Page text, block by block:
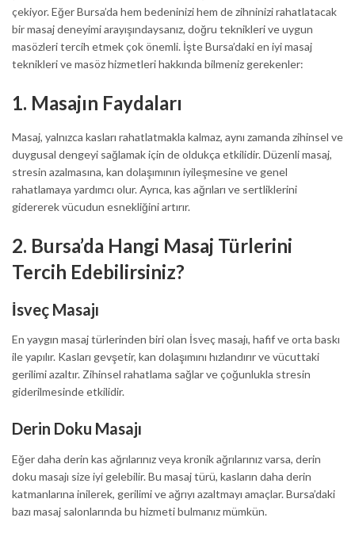
çekiyor. Eğer Bursa’da hem bedeninizi hem de zihninizi rahatlatacak
bir masaj deneyimi arayışındaysanız, doğru teknikleri ve uygun
masözleri tercih etmek çok önemli. İşte Bursa’daki en iyi masaj
teknikleri ve masöz hizmetleri hakkında bilmeniz gerekenler:
1. Masajın Faydaları
Masaj, yalnızca kasları rahatlatmakla kalmaz, aynı zamanda zihinsel ve
duygusal dengeyi sağlamak için de oldukça etkilidir. Düzenli masaj,
stresin azalmasına, kan dolaşımının iyileşmesine ve genel
rahatlamaya yardımcı olur. Ayrıca, kas ağrıları ve sertliklerini
gidererek vücudun esnekliğini artırır.
2. Bursa’da Hangi Masaj Türlerini
Tercih Edebilirsiniz?
İsveç Masajı
En yaygın masaj türlerinden biri olan İsveç masajı, hafif ve orta baskı
ile yapılır. Kasları gevşetir, kan dolaşımını hızlandırır ve vücuttaki
gerilimi azaltır. Zihinsel rahatlama sağlar ve çoğunlukla stresin
giderilmesinde etkilidir.
Derin Doku Masajı
Eğer daha derin kas ağrılarınız veya kronik ağrılarınız varsa, derin
doku masajı size iyi gelebilir. Bu masaj türü, kasların daha derin
katmanlarına inilerek, gerilimi ve ağrıyı azaltmayı amaçlar. Bursa’daki
bazı masaj salonlarında bu hizmeti bulmanız mümkün.